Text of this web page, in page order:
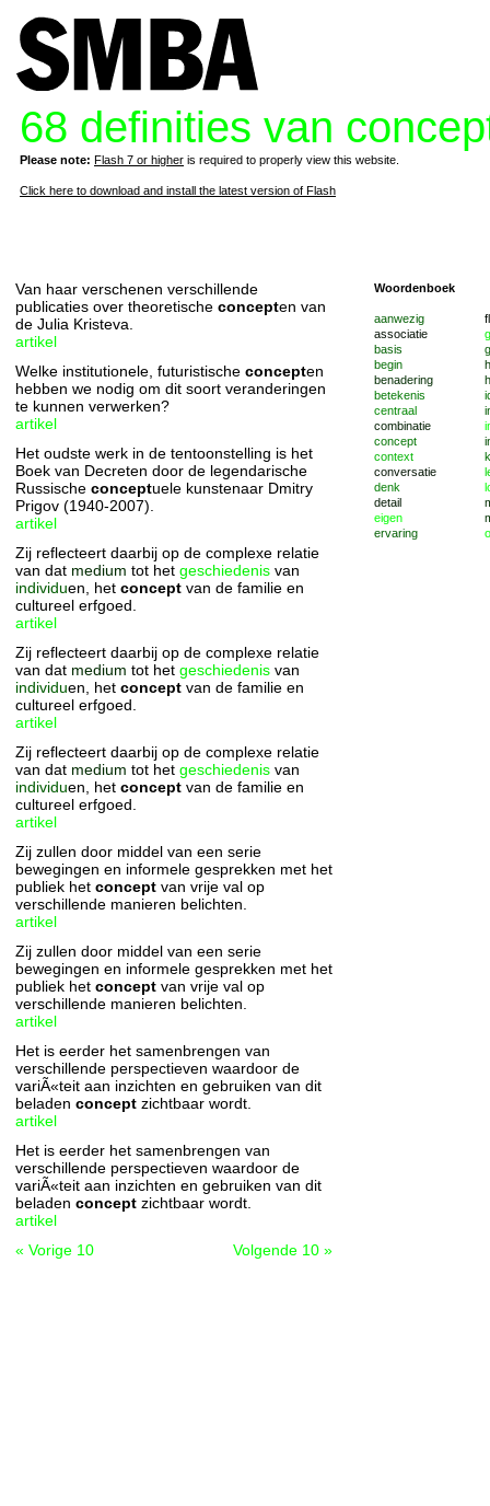
68 definities van
Please note: Flash 7 or higher is required to properly view this website.
Click here to download and install the latest version of Flash
Van haar verschenen verschillende
publicaties over theoretische concepten van
de Julia Kristeva.
artikel
Welke institutionele, futuristische concepten
hebben we nodig om dit soort veranderingen
te kunnen verwerken?
artikel
Het oudste werk in de tentoonstelling is het
Boek van Decreten door de legendarische
Russische conceptuele kunstenaar Dmitry
Prigov (1940-2007).
artikel
Zij reflecteert daarbij op de complexe relatie
van dat medium tot het geschiedenis van
individuen, het concept van de familie en
cultureel erfgoed.
artikel
Zij reflecteert daarbij op de complexe relatie
van dat medium tot het geschiedenis van
individuen, het concept van de familie en
cultureel erfgoed.
artikel
Zij reflecteert daarbij op de complexe relatie
van dat medium tot het geschiedenis van
individuen, het concept van de familie en
cultureel erfgoed.
artikel
Zij zullen door middel van een serie
bewegingen en informele gesprekken met het
publiek het concept van vrije val op
verschillende manieren belichten.
artikel
Zij zullen door middel van een serie
bewegingen en informele gesprekken met het
publiek het concept van vrije val op
verschillende manieren belichten.
artikel
Het is eerder het samenbrengen van
verschillende perspectieven waardoor de
variÃ«teit aan inzichten en gebruiken van dit
beladen concept zichtbaar wordt.
artikel
Het is eerder het samenbrengen van
verschillende perspectieven waardoor de
variÃ«teit aan inzichten en gebruiken van dit
beladen concept zichtbaar wordt.
artikel
« Vorige 10
Volgende 10 »
Woordenboek
aanwezig
associatie
basis
begin
benadering
betekenis
centraal
combinatie
concept
context
conversatie
denk
detail
eigen
ervaring